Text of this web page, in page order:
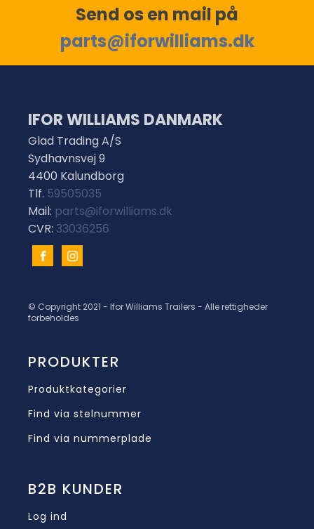
Send os en mail på
parts@iforwilliams.dk
IFOR WILLIAMS DANMARK
Glad Trading A/S
Sydhavnsvej 9
4400 Kalundborg
Tlf. 59505035
Mail: parts@iforwilliams.dk
CVR: 33036256
© Copyright 2021 - Ifor Williams Trailers - Alle rettigheder
forbeholdes
PRODUKTER
Produktkategorier
Find via stelnummer
Find via nummerplade
B2B KUNDER
Log ind